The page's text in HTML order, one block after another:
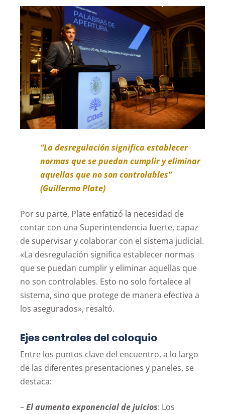
“La desregulación significa establecer
normas que se puedan cumplir y eliminar
aquellas que no son controlables”
(Guillermo Plate)
Por su parte, Plate enfatizó la necesidad de
contar con una Superintendencia fuerte, capaz
de supervisar y colaborar con el sistema judicial.
«La desregulación significa establecer normas
que se puedan cumplir y eliminar aquellas que
no son controlables. Esto no solo fortalece al
sistema, sino que protege de manera efectiva a
los asegurados», resaltó.
Ejes centrales del coloquio
Entre los puntos clave del encuentro, a lo largo
de las diferentes presentaciones y paneles, se
destaca:
–El aumento exponencial de juicios: Los